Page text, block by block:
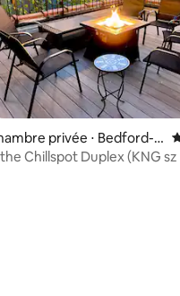
5
sur la base de 138
privée ⋅ Bedford-S
Chillspot Duplex (KNG sz